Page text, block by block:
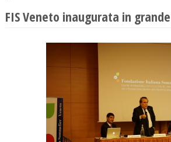
FIS Veneto inaugurata in